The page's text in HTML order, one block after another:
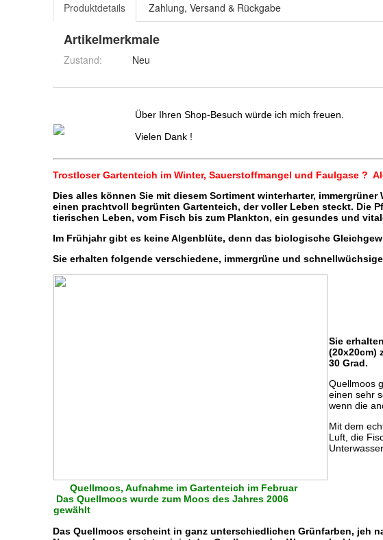
Produktdetails Zahlung, Versand & Rückgabe
Artikelmerkmale
Zustand: Neu